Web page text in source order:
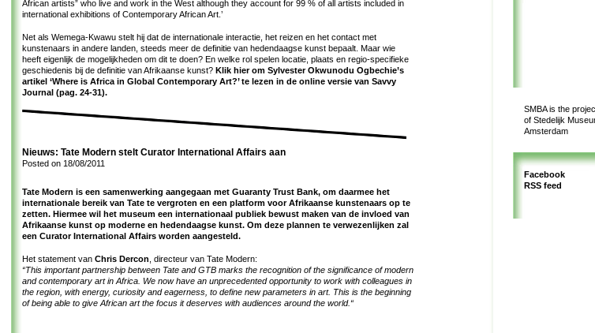
African artists” who live and work in the West although they account for 99 % of all artists included in
international exhibitions of Contemporary African Art.’
Net als Wemega-Kwawu stelt hij dat de internationale interactie, het reizen en het contact met
kunstenaars in andere landen, steeds meer de definitie van hedendaagse kunst bepaalt. Maar wie
heeft eigenlijk de mogelijkheden om dit te doen? En welke rol spelen locatie, plaats en regio-specifieke
geschiedenis bij de definitie van Afrikaanse kunst? Klik hier om Sylvester Okwunodu Ogbechie’s
artikel ‘Where is Africa in Global Contemporary Art?’ te lezen in de online versie van Savvy
Journal (pag. 24-31).
Nieuws: Tate Modern stelt Curator International Affairs aan
Posted on 18/08/2011
Tate Modern is een samenwerking aangegaan met Guaranty Trust Bank, om daarmee het
internationale bereik van Tate te vergroten en een platform voor Afrikaanse kunstenaars op te
zetten. Hiermee wil het museum een internationaal publiek bewust maken van de invloed van
Afrikaanse kunst op moderne en hedendaagse kunst. Om deze plannen te verwezenlijken zal
een Curator International Affairs worden aangesteld.
Het statement van Chris Dercon , directeur van Tate Modern:
“This important partnership between Tate and GTB marks the recognition of the significance of modern
and contemporary art in Africa. We now have an unprecedented opportunity to work with colleagues in
the region, with energy, curiosity and eagerness, to define new parameters in art. This is the beginning
of being able to give African art the focus it deserves with audiences around the world.“
SMBA is the
of Stedelijk
Amsterdam
Facebook
RSS feed